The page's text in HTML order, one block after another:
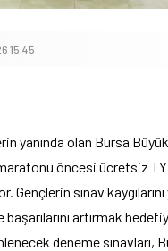
15:45
yanında olan Bursa
öncesi ücretsiz
Gençlerin sınav
başarılarını artırmak
deneme sınavları,